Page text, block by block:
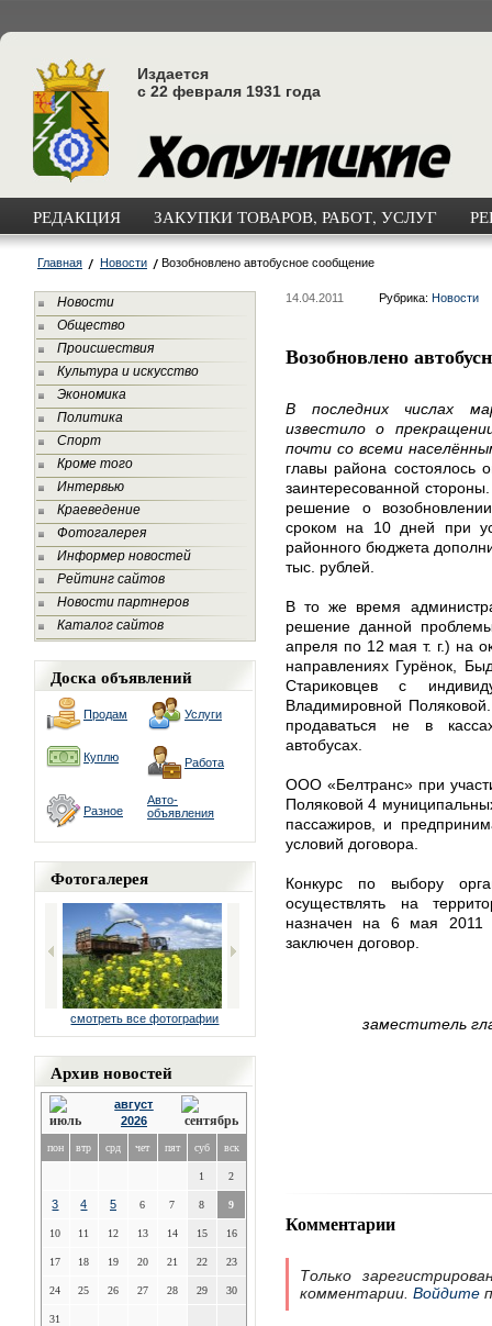
Издается
с 22 февраля 1931 года
РЕДАКЦИЯ ЗАКУПКИ ТОВАРОВ, РАБОТ, УСЛУГ
Главная Новости Возобновлено автобусное сообщение
Новости
Общество
Происшествия
Культура и искусство
Экономика
Политика
Спорт
Кроме того
Интервью
Краеведение
Фотогалерея
Информер новостей
Рейтинг сайтов
Новости партнеров
Каталог сайтов
Доска объявлений
Продам Услуги
Куплю Работа
Разное
Авто-
объявления
Фотогалерея
смотреть все фотографии
Архив новостей
август
2026
пон втр срд чет пят суб вск
1 2
3 4 5 6 7 8 9
10 11 12 13 14 15 16
17 18 19 20 21 22 23
24 25 26 27 28 29 30
31
14.04.2011 Рубрика: Новости
Возобновлено
В последних числах
известило о
почти со всеми
главы района состоялось
заинтересованной
решение о
сроком на 10 дней при
районного бюджета
тыс. рублей.
В то же время
решение данной
апреля по 12 мая т. г.) на
направлениях Гурёнок,
Стариковцев с
Владимировной
продаваться не в
автобусах.
ООО «Белтранс» при
Поляковой 4
пассажиров, и
условий договора.
Конкурс по выбору
осуществлять на
назначен на 6 мая 2011
заключен договор.
заместитель
Комментарии
Только
комментарии. Войдите